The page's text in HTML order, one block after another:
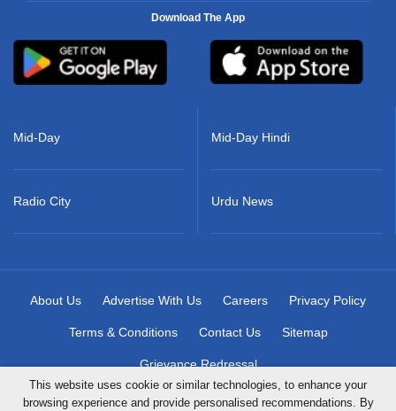
Download The App
Mid-Day
Radio City
Mid-Day Hindi
Urdu News
About Us Advertise With Us Careers Privacy Policy
Terms & Conditions Contact Us Sitemap
Grievance Redressal
This website uses cookie or similar technologies, to enhance your
browsing experience and provide personalised recommendations. By